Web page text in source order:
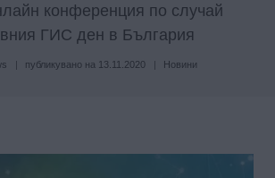
конференция по случай
ГИС ден в България
публикувано на 13.11.2020 Новини